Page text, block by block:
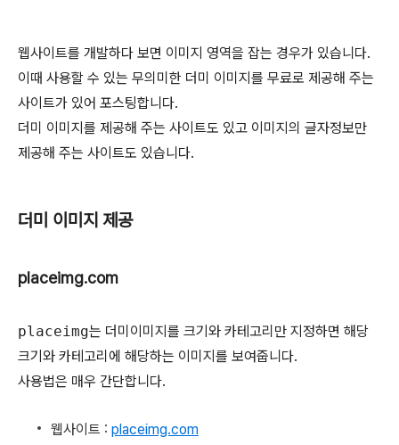
웹사이트를 개발하다 보면 이미지 영역을 잡는 경우가 있습니다.
이때 사용할 수 있는 무의미한 더미 이미지를 무료로 제공해 주는
사이트가 있어 포스팅합니다.
더미 이미지를 제공해 주는 사이트도 있고 이미지의 글자정보만
제공해 주는 사이트도 있습니다.
더미 이미지 제공
placeimg.com
placeimg는 더미이미지를 크기와 카테고리만 지정하면 해당
크기와 카테고리에 해당하는 이미지를 보여줍니다.
사용법은 매우 간단합니다.
웹사이트 : placeimg.com